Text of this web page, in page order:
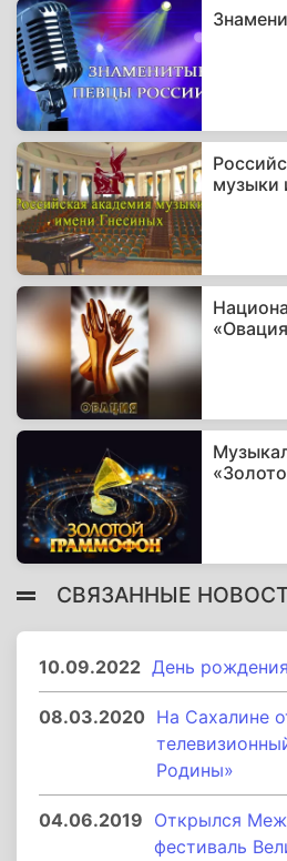
музыки
СВЯЗАННЫЕ
10.09.2022 День
08.03.2020 На Сахалине
Родины»
04.06.2019 Открылся
фестиваль